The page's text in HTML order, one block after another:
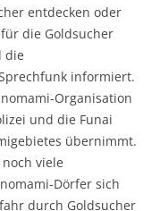
entdecken oder
die Goldsucher
die
informiert.
Organisation
und die Funai
übernimmt.
viele
Dörfer sich
durch Goldsucher